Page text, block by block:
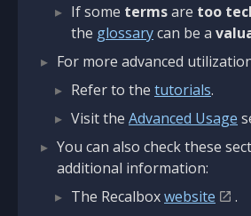
If some termsare too
the glossarycan be a
For more advanced
Refer to the tutorials.
Visit the Advanced Usage
You can also check these
additional information:
The Recalboxwebsite
.